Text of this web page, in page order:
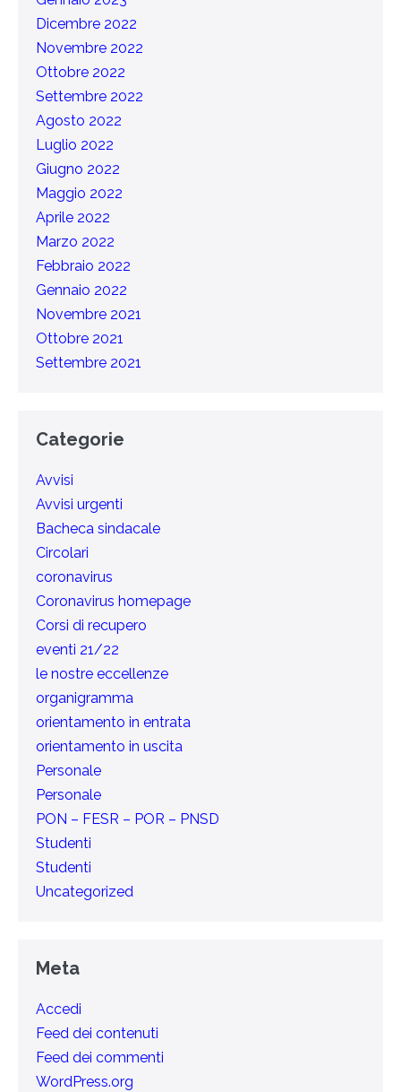
Dicembre 2022
Novembre 2022
Ottobre 2022
Settembre 2022
Agosto 2022
Luglio 2022
Giugno 2022
Maggio 2022
Aprile 2022
Marzo 2022
Febbraio 2022
Gennaio 2022
Novembre 2021
Ottobre 2021
Settembre 2021
Categorie
Avvisi
Avvisi urgenti
Bacheca sindacale
Circolari
coronavirus
Coronavirus homepage
Corsi di recupero
eventi 21/22
le nostre eccellenze
organigramma
orientamento in entrata
orientamento in uscita
Personale
Personale
PON – FESR – POR – PNSD
Studenti
Studenti
Uncategorized
Meta
Accedi
Feed dei contenuti
Feed dei commenti
WordPress.org